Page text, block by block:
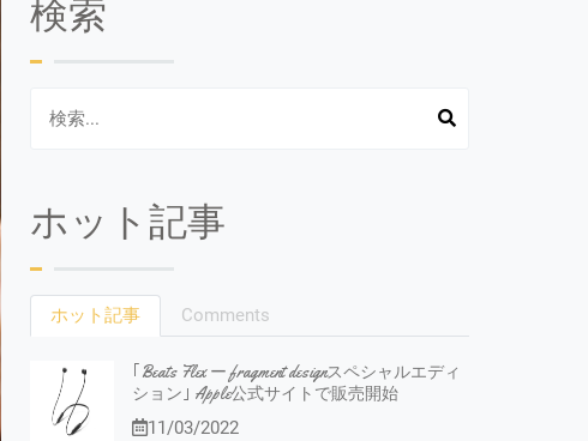
検索
ホット記事
ホット記事 Comments
｢Beats Flex ー fragment designスペシャルエディ
ション｣ Apple公式サイトで販売開始
11/03/2022